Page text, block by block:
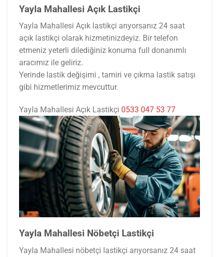
Yayla Mahallesi Açık Lastikçi
Yayla Mahallesi Açık lastikçi arıyorsanız 24 saat
açık lastikçi olarak hizmetinizdeyiz. Bir telefon
etmeniz yeterli dilediğiniz konuma full donanımlı
aracımız ile geliriz.
Yerinde lastik değişimi , tamiri ve çıkma lastik satışı
gibi hizmetlerimiz mevcuttur.
Yayla Mahallesi Açık Lastikçi 0533 047 53 77
Yayla Mahallesi Nöbetçi Lastikçi
Yayla Mahallesi nöbetçi lastikçi arıyorsanız 24 saat